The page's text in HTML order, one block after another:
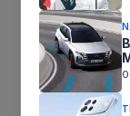
Tinggalkan
Komentar